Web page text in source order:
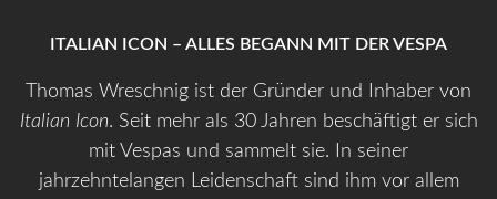
ITALIAN ICON – ALLES BEGANN MIT DER VESPA
Thomas Wreschnig ist der Gründer und Inhaber von
Italian Icon. Seit mehr als 30 Jahren beschäftigt er sich
mit Vespas und sammelt sie. In seiner
jahrzehntelangen Leidenschaft sind ihm vor allem